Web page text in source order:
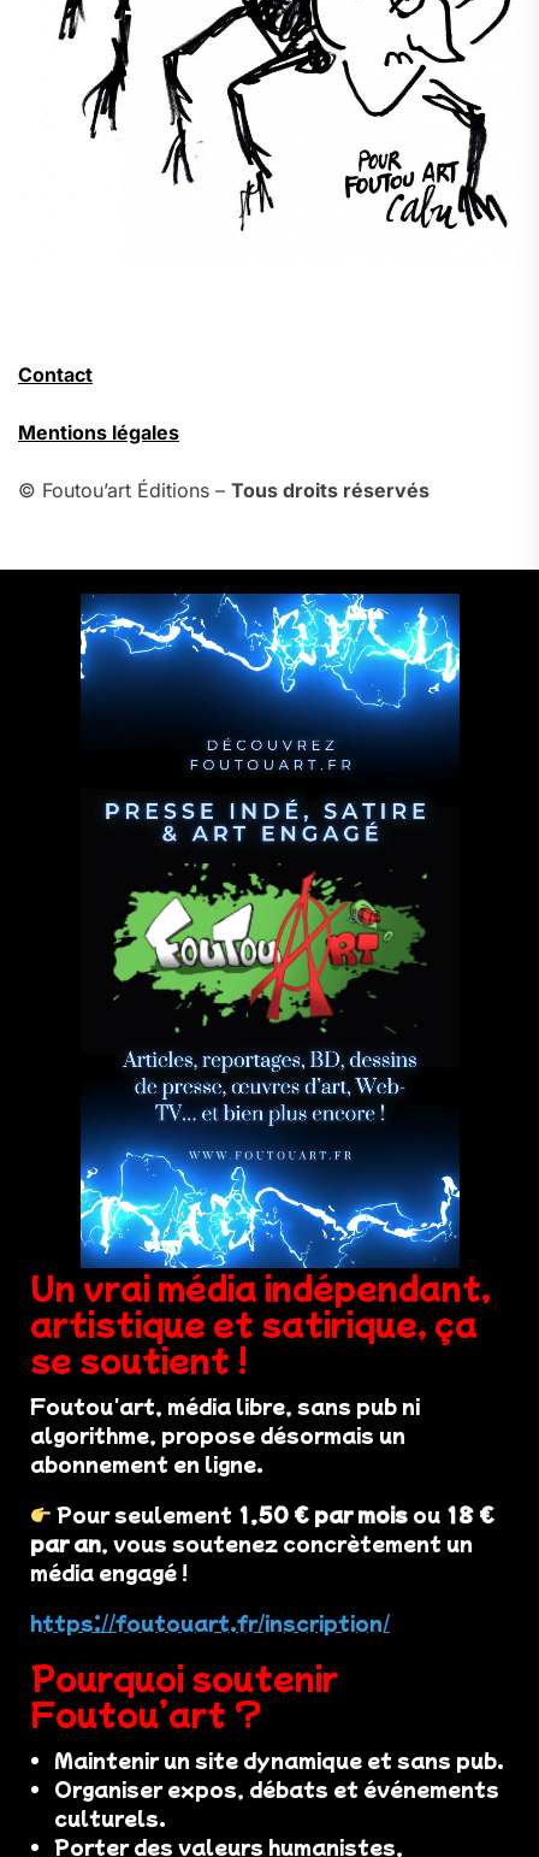
Contact
Mentions légales
© Foutou’art Éditions – Tous droits réservés
Un vrai média indépendant,
artistique et satirique, ça
se soutient !
Foutou'art, média libre, sans pub ni
algorithme, propose désormais un
abonnement en ligne.
Pour seulement 1,50 € par mois ou 18 €
par an, vous soutenez concrètement un
média engagé !
https://foutouart.fr/inscription/
Pourquoi soutenir
Foutou’art ?
Maintenir un site dynamique et sans pub.
Organiser expos, débats et événements
culturels.
Porter des valeurs humanistes,